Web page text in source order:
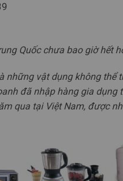
Quốc chưa bao giờ hết
những vật dụng không
đã nhập hàng gia
qua tại Việt Nam, được